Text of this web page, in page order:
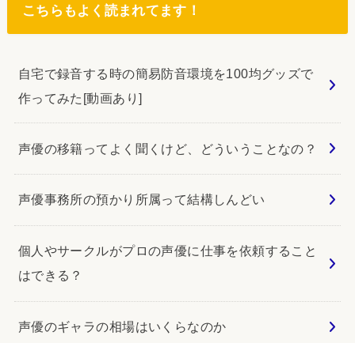
こちらもよく読まれてます！
自宅で録音する時の簡易防音環境を100均グッズで
作ってみた[動画あり]
声優の移籍ってよく聞くけど、どういうことなの？
声優事務所の預かり所属って結構しんどい
個人やサークルがプロの声優に仕事を依頼すること
はできる？
声優のギャラの相場はいくらなのか